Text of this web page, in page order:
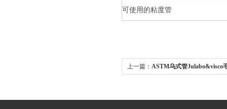
可使用的粘度管
上一篇： ASTM乌式管Julabo&visco